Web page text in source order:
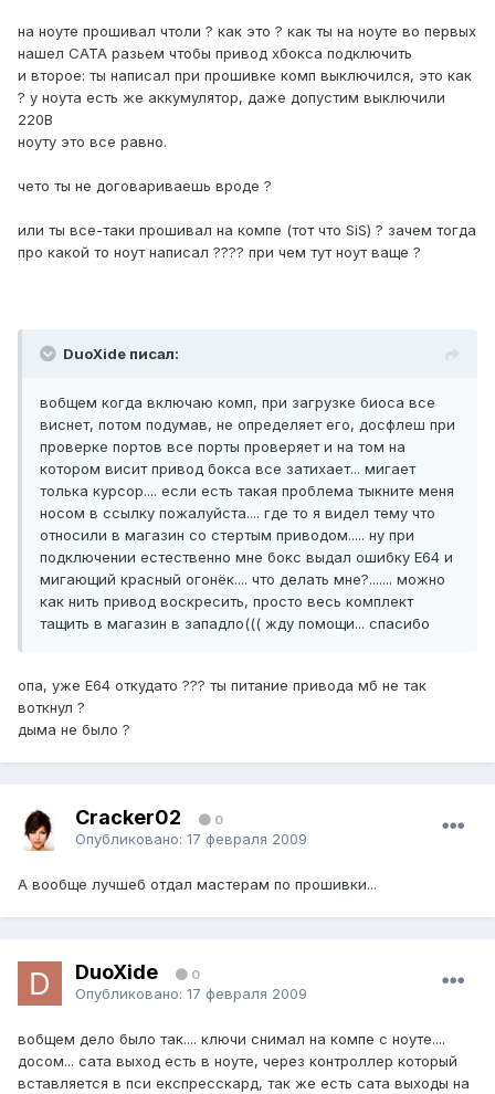
на ноуте прошивал чтоли ? как это ? как ты на ноуте во первых
нашел САТА разьем чтобы привод хбокса подключить
и второе: ты написал при прошивке комп выключился, это как
? у ноута есть же аккумулятор, даже допустим выключили
220В
ноуту это все равно.
чето ты не договариваешь вроде ?
или ты все-таки прошивал на компе (тот что SiS) ? зачем тогда
про какой то ноут написал ???? при чем тут ноут ваще ?
DuoXide писал:
вобщем когда включаю комп, при загрузке биоса все
виснет, потом подумав, не определяет его, досфлеш при
проверке портов все порты проверяет и на том на
котором висит привод бокса все затихает... мигает
толька курсор.... если есть такая проблема тыкните меня
носом в ссылку пожалуйста.... где то я видел тему что
относили в магазин со стертым приводом..... ну при
подключении естественно мне бокс выдал ошибку Е64 и
мигающий красный огонёк.... что делать мне?....... можно
как нить привод воскресить, просто весь комплект
тащить в магазин в западло((( жду помощи... спасибо
опа, уже Е64 откудато ??? ты питание привода мб не так
воткнул ?
дыма не было ?
Cracker02 0
Опубликовано: 17 февраля 2009
А вообще лучшеб отдал мастерам по прошивки...
DuoXide 0
Опубликовано: 17 февраля 2009
вобщем дело было так.... ключи снимал на компе с ноуте....
досом... сата выход есть в ноуте, через контроллер который
вставляется в пси експресскард, так же есть сата выходы на